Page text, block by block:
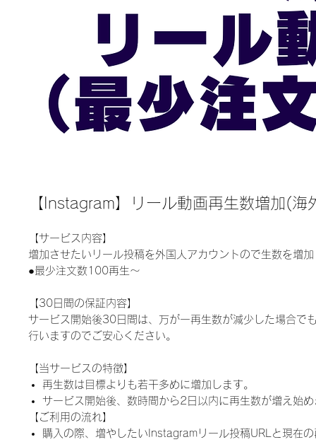
【Instagram】リール動画再生数増加(海
【サービス内容】
増加させたいリール投稿を外国人アカウントので生数を増
●最少注文数100再生〜
【30日間の保証内容】
サービス開始後30日間は、万が一再生数が減少した場合で
行いますのでご安心ください。
【当サービスの特徴】
再生数は目標よりも若干多めに増加します。
サービス開始後、数時間から2日以内に再生数が増え始め
【ご利用の流れ】
購入の際、増やしたいInstagramリール投稿URLと現在